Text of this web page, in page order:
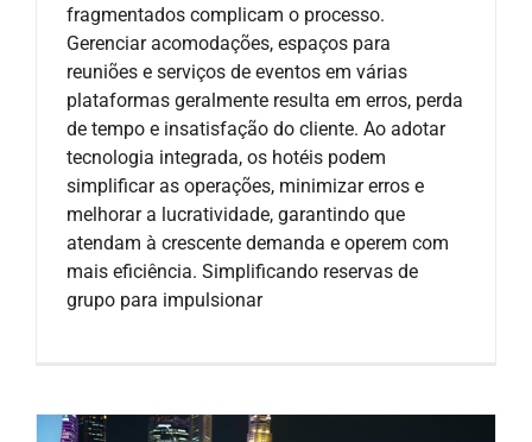
fragmentados complicam o processo.
Gerenciar acomodações, espaços para
reuniões e serviços de eventos em várias
plataformas geralmente resulta em erros, perda
de tempo e insatisfação do cliente. Ao adotar
tecnologia integrada, os hotéis podem
simplificar as operações, minimizar erros e
melhorar a lucratividade, garantindo que
atendam à crescente demanda e operem com
mais eficiência. Simplificando reservas de
grupo para impulsionar